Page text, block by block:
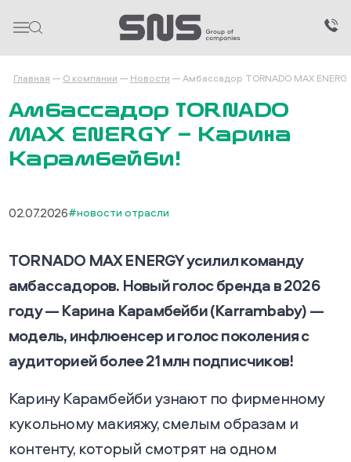
Главная О компании Новости Амбассадор TORNADO MAX
Амбассадор TORNADO
MAX ENERGY — Карина
Карамбейби!
02.07.2026#новости отрасли
TORNADO MAX ENERGY усилил команду
амбассадоров. Новый голос бренда в 2026
году — Карина Карамбейби (Karrambaby) —
модель, инфлюенсер и голос поколения с
аудиторией более 21 млн подписчиков!
Карину Карамбейби узнают по фирменному
кукольному макияжу, смелым образам и
контенту, который смотрят на одном